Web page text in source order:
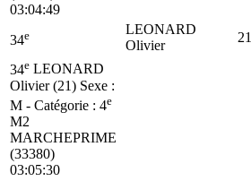
03:04:49
34e
LEONARD
Olivier
21
34e LEONARD
Olivier (21) Sexe :
M - Catégorie : 4e
M2
MARCHEPRIME
(33380)
03:05:30